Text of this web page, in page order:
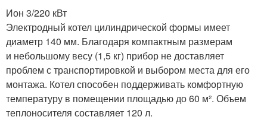
Ион 3/220 кВт
Электродный котел цилиндрической формы имеет
диаметр 140 мм. Благодаря компактным размерам
и небольшому весу (1,5 кг) прибор не доставляет
проблем с транспортировкой и выбором места для его
монтажа. Котел способен поддерживать комфортную
температуру в помещении площадью до 60 м². Объем
теплоносителя составляет 120 л.